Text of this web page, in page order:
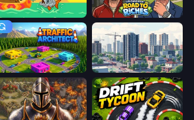
Fish Orbit Life Simulator: Road to Riches
Traffic Architect SuperCity 3D